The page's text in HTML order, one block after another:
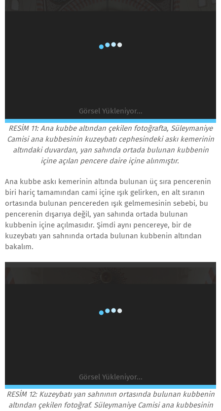
Görsel Yükleniyor...
RESİM 11: Ana kubbe altından çekilen fotoğrafta, Süleymaniye
Camisi ana kubbesinin kuzeybatı cephesindeki askı kemerinin
altındaki duvardan, yan sahında ortada bulunan kubbenin
içine açılan pencere daire içine alınmıştır.
Ana kubbe askı kemerinin altında bulunan üç sıra pencerenin
biri hariç tamamından cami içine ışık gelirken, en alt sıranın
ortasında bulunan pencereden ışık gelmemesinin sebebi, bu
pencerenin dışarıya değil, yan sahında ortada bulunan
kubbenin içine açılmasıdır. Şimdi aynı pencereye, bir de
kuzeybatı yan sahnında ortada bulunan kubbenin altından
bakalım.
Görsel Yükleniyor...
RESİM 12: Kuzeybatı yan sahnının ortasında bulunan kubbenin
altından çekilen fotoğraf. Süleymaniye Camisi ana kubbesinin